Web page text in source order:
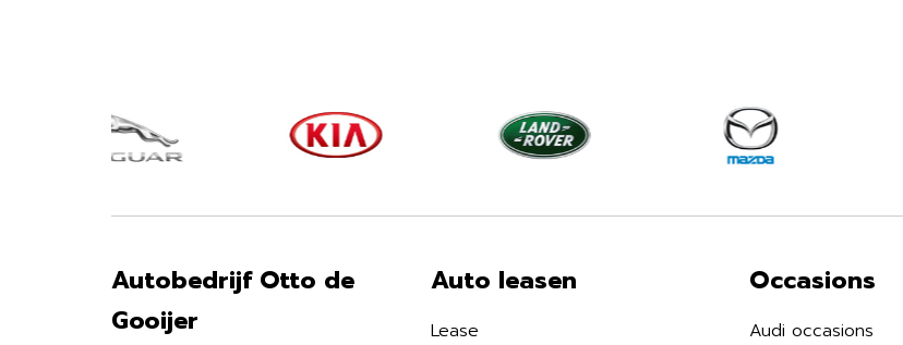
Autobedrijf Otto de
Gooijer
Auto leasen
Lease
Occasions
Audi occasions